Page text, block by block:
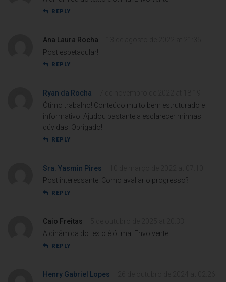
REPLY
Ana Laura Rocha
Post espetacular!
REPLY
Ryan da Rocha
Ótimo trabalho! Conteúdo muito bem estruturado e
informativo. Ajudou bastante a esclarecer minhas
dúvidas. Obrigado!
REPLY
Sra. Yasmin Pires
Post interessante! Como avaliar o progresso?
REPLY
Caio Freitas
A dinâmica do texto é ótima! Envolvente.
REPLY
Henry Gabriel Lopes